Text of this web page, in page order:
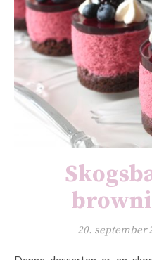
20. september